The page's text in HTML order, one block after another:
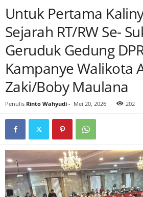
Untuk Pertama
Sejarah RT/RW Se-
Geruduk Gedung
Kampanye Walikota
Zaki/Boby Maulana
Penulis Rinto Wahyudi - Mei 20, 2026 202